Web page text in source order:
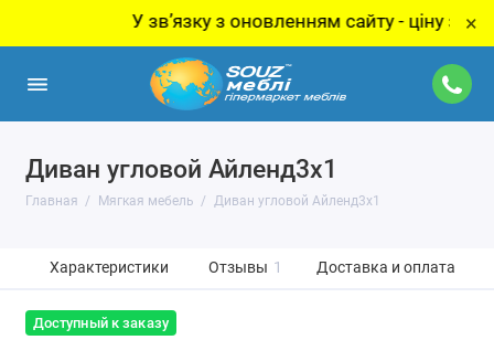
У звʼязку з оновленням сайту - ціну за товар
×
Диван угловой Айленд3х1
Главная Мягкая мебель Диван угловой Айленд3х1
Характеристики Отзывы 1 Доставка и оплата
Доступный к заказу